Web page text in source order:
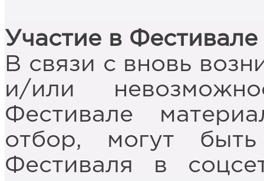
Участие в
В связи с вновь
и/или
Фестивале
отбор, могут
Фестиваля в